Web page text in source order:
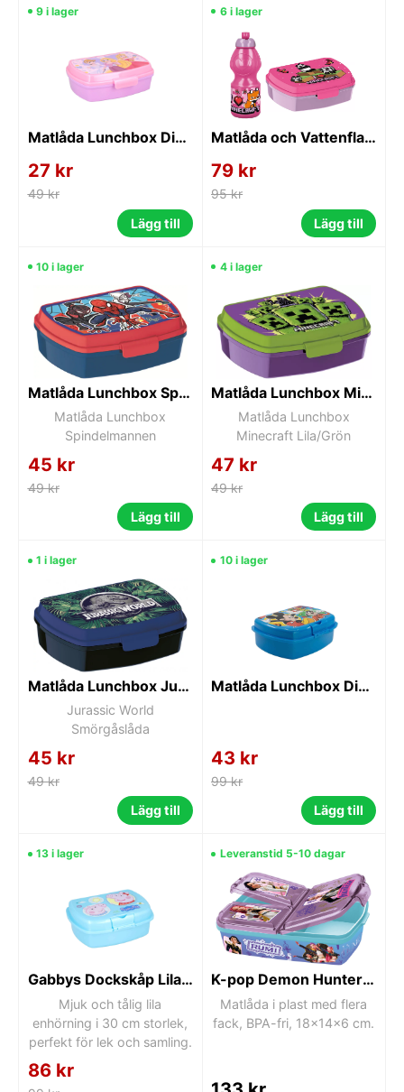
9 i lager
Matlåda Lunchbox Disney Prinsessor Rosa
27 kr
49 kr
Lägg till
6 i lager
Matlåda och Vattenflaska Minecraft ROSA
79 kr
95 kr
Lägg till
10 i lager
Matlåda Lunchbox Spindelmannen
Matlåda Lunchbox
Spindelmannen
45 kr
49 kr
Lägg till
4 i lager
Matlåda Lunchbox Minecraft Lila/Grön
Matlåda Lunchbox
Minecraft Lila/Grön
47 kr
49 kr
Lägg till
1 i lager
Matlåda Lunchbox Jurassic world
Jurassic World
Smörgåslåda
45 kr
49 kr
Lägg till
10 i lager
Matlåda Lunchbox Disney Musse Pigg Blå
43 kr
99 kr
Lägg till
13 i lager
Gabbys Dockskåp Lila Enhörning 30 cm
Mjuk och tålig lila
enhörning i 30 cm storlek,
perfekt för lek och samling.
86 kr
Leveranstid 5-10 dagar
K-pop Demon Hunters Lunchlåda med 3 fack – Lila
Matlåda i plast med flera
fack, BPA-fri, 18x14x6 cm.